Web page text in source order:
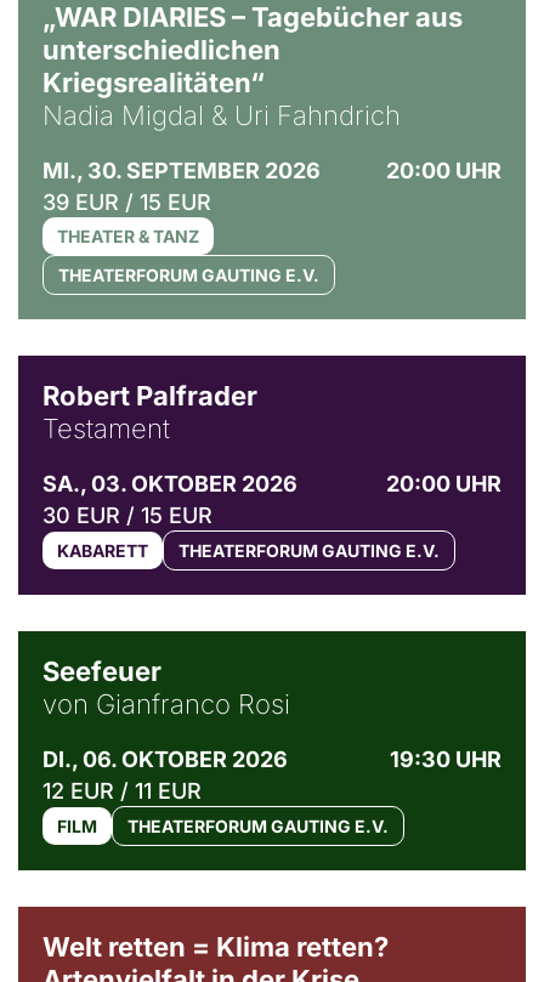
„WAR DIARIES – Tagebücher aus
unterschiedlichen
Kriegsrealitäten“
Nadia Migdal & Uri Fahndrich
MI., 30. SEPTEMBER 2026
20:00 UHR
39 EUR / 15 EUR
THEATER & TANZ
THEATERFORUM GAUTING E.V.
Robert Palfrader
Testament
SA., 03. OKTOBER 2026
20:00 UHR
30 EUR / 15 EUR
KABARETT THEATERFORUM GAUTING E.V.
Seefeuer
von Gianfranco Rosi
DI., 06. OKTOBER 2026
19:30 UHR
12 EUR / 11 EUR
FILM THEATERFORUM GAUTING E.V.
Welt retten = Klima retten?